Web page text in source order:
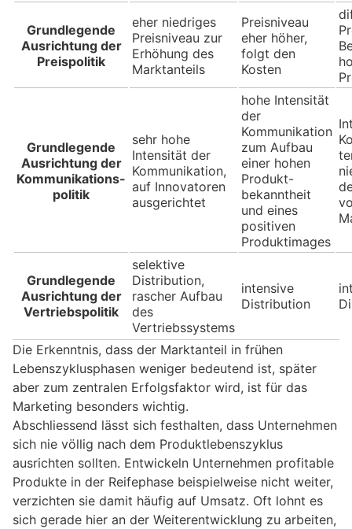
Grundlegende
Ausrichtung der
Preispolitik
eher niedriges
Preisniveau zur
Erhöhung des
Marktanteils
Preisniveau
eher höher,
folgt den
Kosten
Grundlegende
Ausrichtung der
Kommunikations-
politik
sehr hohe
Intensität der
Kommunikation,
auf Innovatoren
ausgerichtet
hohe Intensität
der
Kommunikation
zum Aufbau
einer hohen
Produkt-
bekanntheit
und eines
positiven
Produktimages
Grundlegende
Ausrichtung der
Vertriebspolitik
selektive
Distribution,
rascher Aufbau
des
Vertriebssystems
intensive
Distribution
Die Erkenntnis, dass der Marktanteil in frühen
Lebenszyklusphasen weniger bedeutend ist, später
aber zum zentralen Erfolgsfaktor wird, ist für das
Marketing besonders wichtig.
Abschliessend lässt sich festhalten, dass Unternehmen
sich nie völlig nach dem Produktlebenszyklus
ausrichten sollten. Entwickeln Unternehmen profitable
Produkte in der Reifephase beispielweise nicht weiter,
verzichten sie damit häufig auf Umsatz. Oft lohnt es
sich gerade hier an der Weiterentwicklung zu arbeiten,